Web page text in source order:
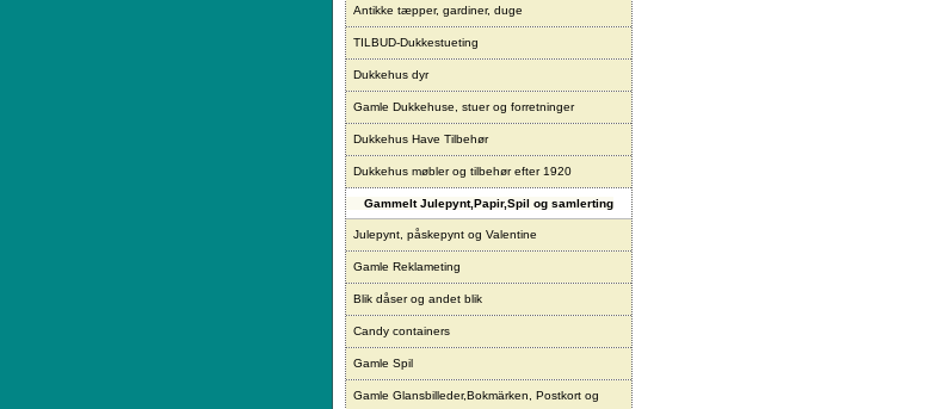
Antikke tæpper, gardiner, duge
TILBUD-Dukkestueting
Dukkehus dyr
Gamle Dukkehuse, stuer og forretninger
Dukkehus Have Tilbehør
Dukkehus møbler og tilbehør efter 1920
Gammelt Julepynt,Papir,Spil og samlerting
Julepynt, påskepynt og Valentine
Gamle Reklameting
Blik dåser og andet blik
Candy containers
Gamle Spil
Gamle Glansbilleder,Bokmärken, Postkort og